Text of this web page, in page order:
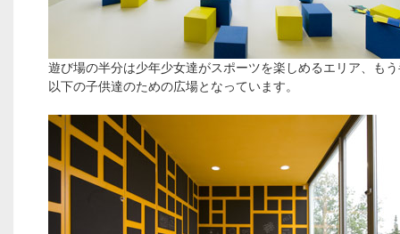
遊び場の半分は少年少女達がスポーツを楽しめるエリア、も
以下の子供達のための広場となっています。